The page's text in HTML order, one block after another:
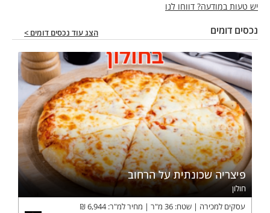
פרטים מלאים, נתונים כספיים ומחיר יימסרו בפגישה דיסקרטית בלבד.
📞 לפרטים נוספים ותיאום פגישה:
אשר אלבז
052-4529111
גלובל שיווק נדל"ן
שיווק עסקים, נכסים מניבים ונדל"ן מסחרי
יש טעות במודעה? דווחו לנו
נכסים דומים הצג עוד נכסים דומים >
פיצריה שכונתית על הרחוב
חולון
עסקים למכירה
שטח: 36 מ"ר מחיר למ"ר:6,944
₪